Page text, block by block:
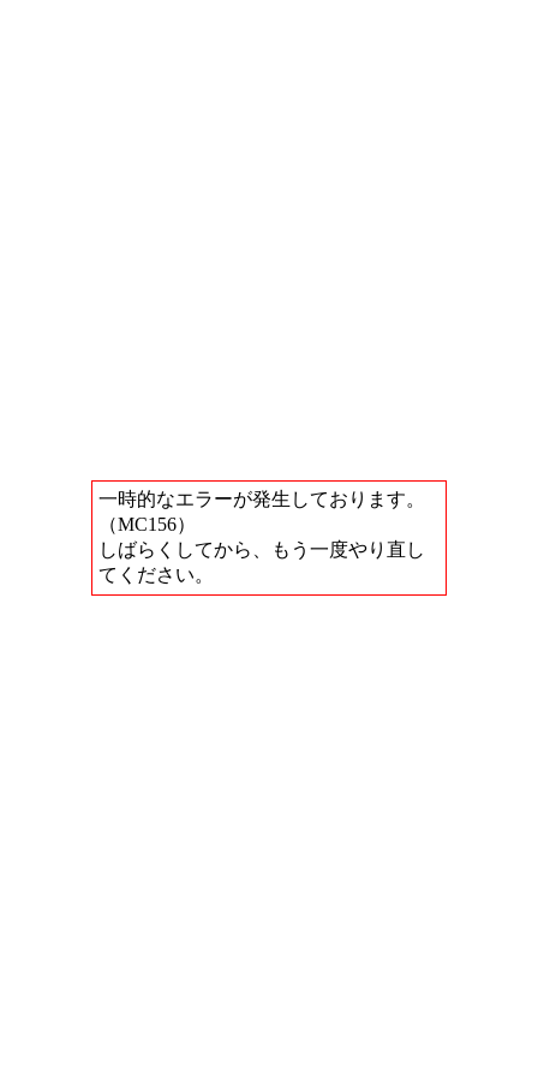
一時的なエラーが発生しております。
（MC156）
しばらくしてから、もう一度やり直し
てください。